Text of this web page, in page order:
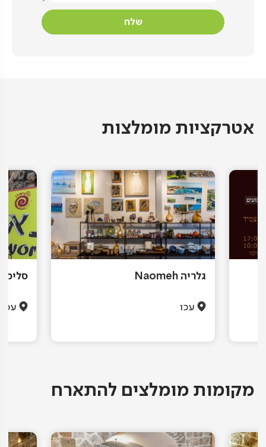
אטרקציות מומלצות
גלריה Naomeh
עכו עכו
מקומות מומלצים להתארח